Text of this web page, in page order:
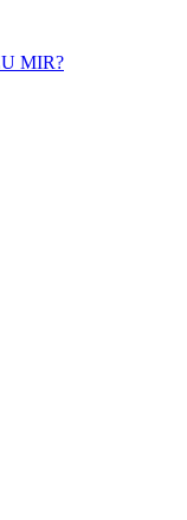
MIR?